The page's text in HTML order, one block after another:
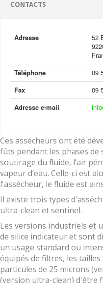
CONTACTS
Adresse
52
Téléphone
09
Fax
09
Adresse e-mail
Ces assécheurs ont été
fûts pendant les phases de
soutirage du fluide, l’air
vapeur d’eau. Celle-ci est
l'assécheur, le fluide est
Il existe trois types
ultra-clean et sentinel.
Les versions industriels et
de silice indicateur et sont
un usage standard ou
équipés de filtres, les
particules de 25 microns
(version ultra-clean) d'être